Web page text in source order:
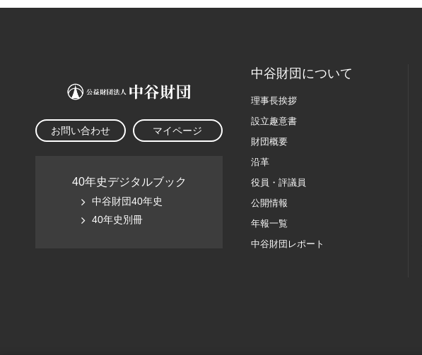
お問い合わせ マイページ
40年史デジタルブック
中谷財団40年史
40年史別冊
中谷財団について
理事長挨拶
設立趣意書
財団概要
沿革
役員・評議員
公開情報
年報一覧
中谷財団レポート